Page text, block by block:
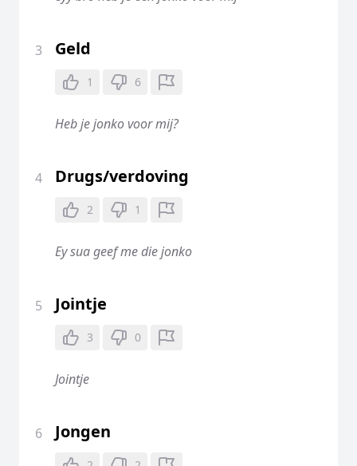
3 Geld
1 6
Heb je jonko voor mij?
4 Drugs/verdoving
2 1
Ey sua geef me die jonko
5 Jointje
3 0
Jointje
6 Jongen